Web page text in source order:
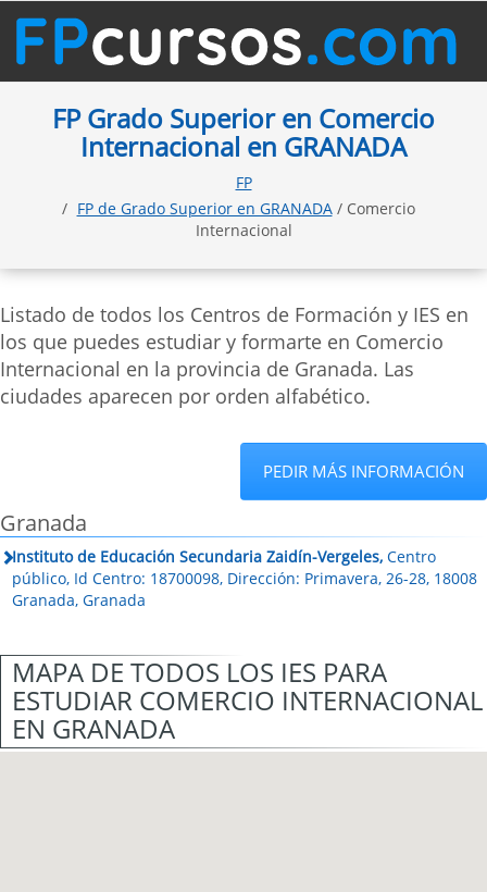
FP Grado Superior en Comercio
Internacional en GRANADA
FP
FP de Grado Superior en GRANADA/ Comercio
Internacional
Listado de todos los Centros de Formación y IES en
los que puedes estudiar y formarte en Comercio
Internacional en la provincia de Granada. Las
ciudades aparecen por orden alfabético.
PEDIR MÁS INFORMACIÓN
Granada
Instituto de Educación Secundaria Zaidín-Vergeles, Centro
público, Id Centro: 18700098, Dirección: Primavera, 26-28, 18008
Granada, Granada
MAPA DE TODOS LOS IES PARA
ESTUDIAR COMERCIO INTERNACIONAL
EN GRANADA